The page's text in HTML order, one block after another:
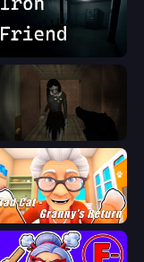
Bad Cat - Granny's Return